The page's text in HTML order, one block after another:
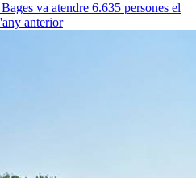
va atendre 6.635 persones el
anterior